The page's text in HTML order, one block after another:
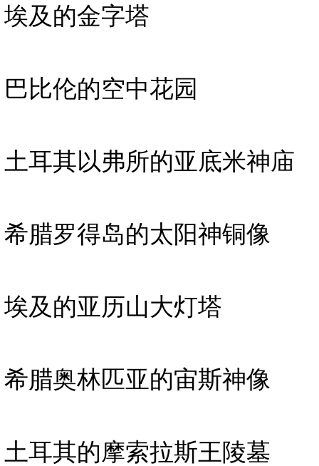
埃及的金字塔
巴比伦的空中花园
土耳其以弗所的亚底米神庙
希腊罗得岛的太阳神铜像
埃及的亚历山大灯塔
希腊奥林匹亚的宙斯神像
土耳其的摩索拉斯王陵墓